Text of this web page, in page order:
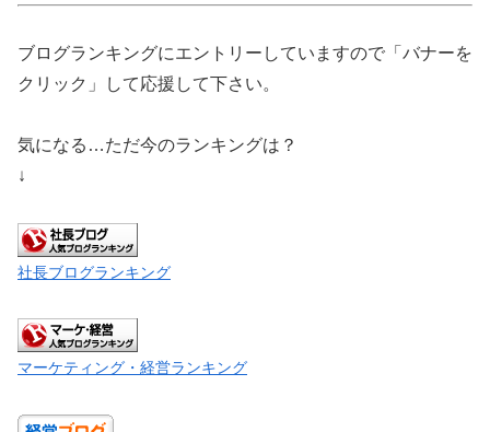
ブログランキングにエントリーしていますので「バナーを
クリック」して応援して下さい。
気になる…ただ今のランキングは？
↓
社長ブログランキング
マーケティング・経営ランキング